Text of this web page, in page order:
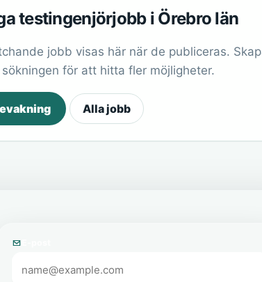
testingenjörjobb i Örebro län
jobb visas här när de publiceras.
för att hitta fler möjligheter.
Alla jobb